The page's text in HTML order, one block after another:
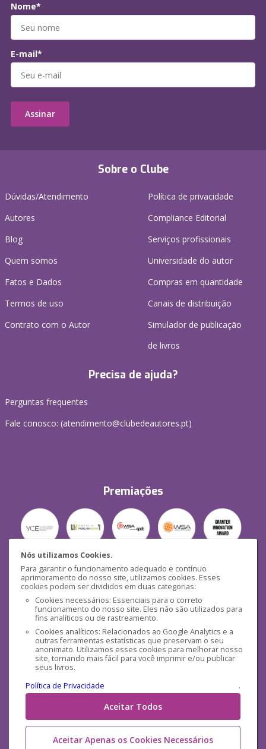
Nós utilizamos Cookies.
Para garantir o funcionamento adequado e contínuo
aprimoramento do nosso site, utilizamos cookies. Esses
cookies podem ser divididos em duas categorias:
Cookies necessários: Essenciais para o correto
funcionamento do nosso site. Eles não são utilizados para
fins analíticos ou de rastreamento.
Cookies analíticos: Relacionados ao Google Analytics e a
outras ferramentas estatísticas que preservam o seu
anonimato. Utilizamos esses cookies para melhorar nosso
site, tornando mais fácil para você imprimir e/ou publicar
seus livros.
Política de Privacidade
.
Aceitar Todos
Aceitar Apenas os Cookies Necessários
Sobre o Clube
Dúvidas/Atendimento
Autores
Blog
Quem somos
Fatos e Dados
Termos de uso
Contrato com o Autor
Política de privacidade
Compliance Editorial
Serviços profissionais
Universidade do autor
Compras em quantidade
Canais de distribuição
Simulador de publicação
de livros
Precisa de ajuda?
Perguntas frequentes
Fale conosco: (atendimento@clubedeautores.pt)
Premiações
Segurança
Mídias Sociais
Nome*
E-mail*
Assinar